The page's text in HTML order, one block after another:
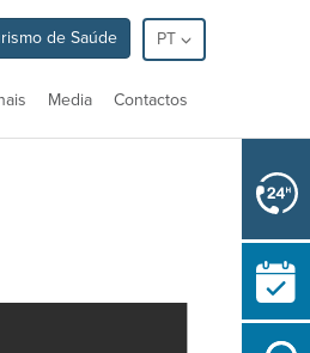
de Saúde PT
Media Contactos